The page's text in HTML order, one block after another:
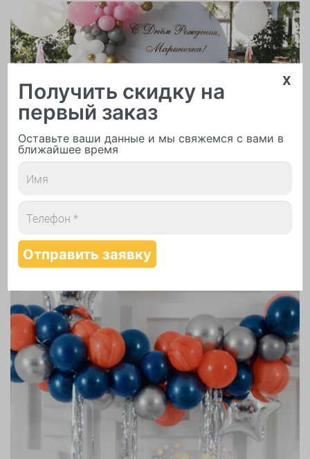
Арки и гирлянды из шаров
Надутие шаров гелием
x
Получить скидку на
первый заказ
Оставьте ваши данные и мы свяжемся с вами в
ближайшее время